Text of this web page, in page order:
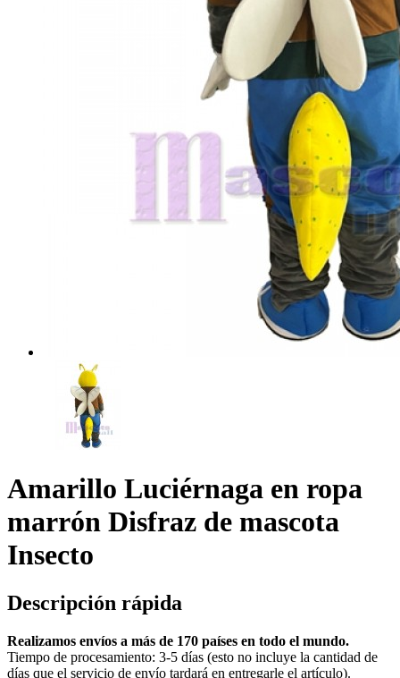
Amarillo Luciérnaga en ropa
marrón Disfraz de mascota
Insecto
Descripción rápida
Realizamos envíos a más de 170 países en todo el mundo.
Tiempo de procesamiento: 3-5 días (esto no incluye la cantidad de
días que el servicio de envío tardará en entregarle el artículo).